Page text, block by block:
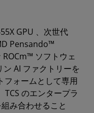
GPU 、次世代
Pensando™
ソフトウェ
AI ファクトリーを
フォームとして専用
TCS のエンタープラ
み合わせること